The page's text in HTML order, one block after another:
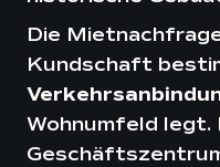
Die
Kundschaft
Wohnumfeld legt.